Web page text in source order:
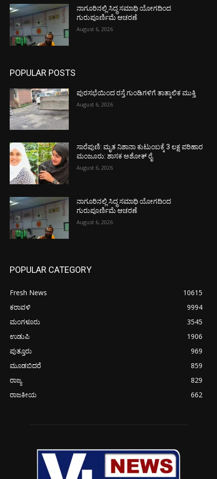
ನಾಗೂರಿನಲ್ಲಿ ಸಿದ್ಧ ಸಮಾಧಿ ಯೋಗದಿಂದ
ಗುರುಪೂರ್ಣಿಮೆ ಆಚರಣೆ
August 6, 2026
POPULAR POSTS
ಪುರಸಭೆಯಿಂದ ರಸ್ತೆ ಗುಂಡಿಗಳಿಗೆ ತಾತ್ಕಾಲಿಕ ಮುಕ್ತಿ
August 6, 2026
ಸಾರೆಪುಣಿ: ಮೃತ ನಿಶಾನಾ ಕುಟುಂಬಕ್ಕೆ 3 ಲಕ್ಷ ಪರಿಹಾರ
ಮಂಜೂರು: ಶಾಸಕ ಅಶೋಕ್ ರೈ
August 6, 2026
ನಾಗೂರಿನಲ್ಲಿ ಸಿದ್ಧ ಸಮಾಧಿ ಯೋಗದಿಂದ
ಗುರುಪೂರ್ಣಿಮೆ ಆಚರಣೆ
August 6, 2026
POPULAR CATEGORY
Fresh News
10615
ಕರಾವಳಿ
9994
ಮಂಗಳೂರು
3545
ಉಡುಪಿ
1906
ಪುತ್ತೂರು
969
ಮೂಡಬಿದರೆ
859
ರಾಜ್ಯ
829
ರಾಜಕೀಯ
662